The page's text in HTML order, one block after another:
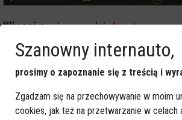
Więcej o:włamanie,lokal
zatrzymanie sprawców,kradzież z
Szanowny internauto,
prosimy o zapoznanie się z treścią i
Zgadzam się na przechowywanie w moim
cookies, jak też na przetwarzanie w celach